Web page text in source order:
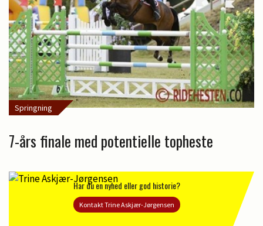
Springning
7-års finale med potentielle topheste
Har du en nyhed eller god historie?
Kontakt Trine Askjær-Jørgensen